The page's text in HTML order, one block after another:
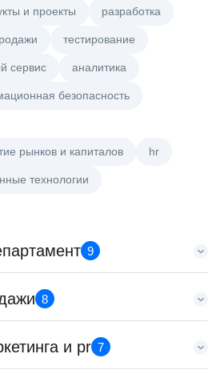
и проекты разработка
тестирование
сервис аналитика
безопасность
рынков и капиталов hr
технологии
9
ключевыми клиентами (КАМ)
департамент
8
B2B (сегмент SMB)
продажи
и pr 7